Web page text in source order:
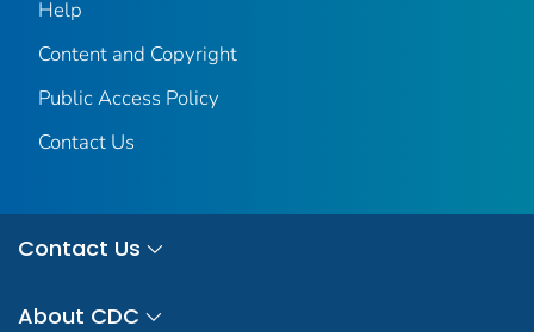
Help
Content and Copyright
Public Access Policy
Contact Us
Contact Us
About CDC